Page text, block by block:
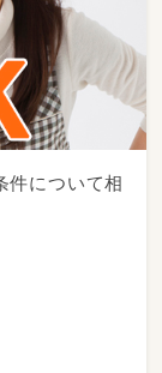
件について相